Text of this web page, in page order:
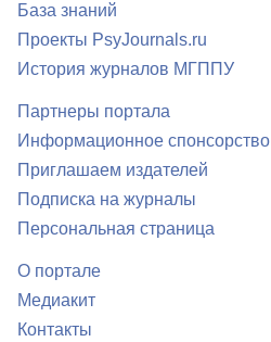
База знаний
Проекты PsyJournals.ru
История журналов МГППУ
Партнеры портала
Информационное спонсорство
Приглашаем издателей
Подписка на журналы
Персональная страница
О портале
Медиакит
Контакты